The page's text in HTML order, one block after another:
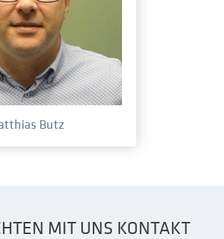
Butz
MIT UNS KONTAKT